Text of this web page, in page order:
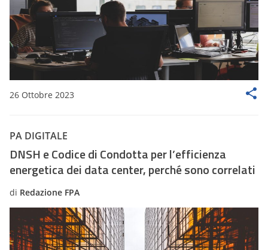
26 Ottobre 2023
PA DIGITALE
DNSH e Codice di Condotta per l’efficienza
energetica dei data center, perché sono correlati
di Redazione FPA